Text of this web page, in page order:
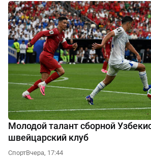
Молодой талант сборной
швейцарский клуб
СпортВчера, 17:44